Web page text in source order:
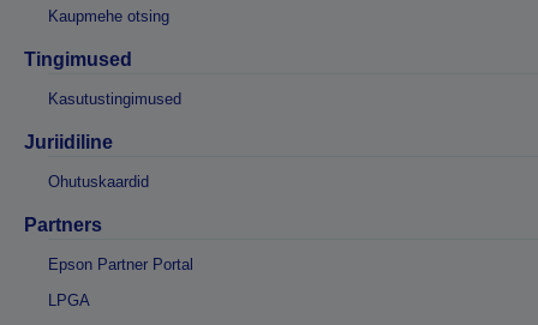
Kaupmehe otsing
Tingimused
Kasutustingimused
Juriidiline
Ohutuskaardid
Partners
Epson Partner Portal
LPGA